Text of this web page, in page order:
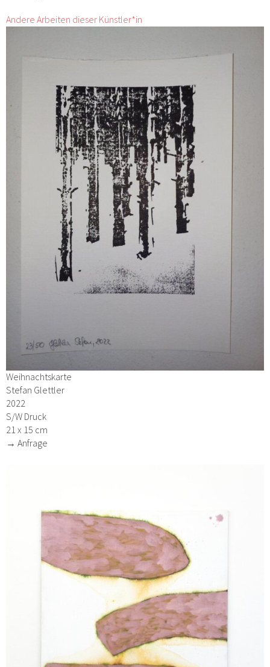
Andere Arbeiten dieser Künstler*in
Weihnachtskarte
Stefan Glettler
2022
S/W Druck
21 x 15 cm
→ Anfrage